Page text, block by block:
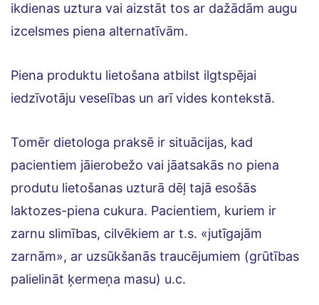
ikdienas uztura vai aizstāt tos ar dažādām augu
izcelsmes piena alternatīvām.
Piena produktu lietošana atbilst ilgtspējai
iedzīvotāju veselības un arī vides kontekstā.
Tomēr dietologa praksē ir situācijas, kad
pacientiem jāierobežo vai jāatsakās no piena
produtu lietošanas uzturā dēļ tajā esošās
laktozes-piena cukura. Pacientiem, kuriem ir
zarnu slimības, cilvēkiem ar t.s. «jutīgajām
zarnām», ar uzsūkšanās traucējumiem (grūtības
palielināt ķermeņa masu) u.c.